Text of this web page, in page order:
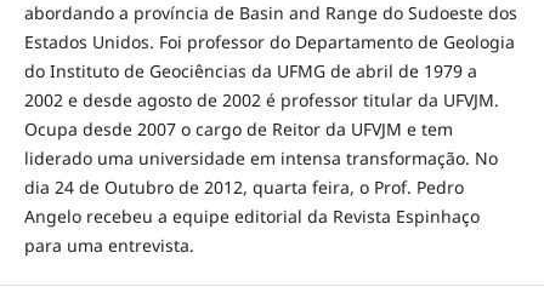
abordando a província de Basin and Range do Sudoeste dos
Estados Unidos. Foi professor do Departamento de Geologia
do Instituto de Geociências da UFMG de abril de 1979 a
2002 e desde agosto de 2002 é professor titular da UFVJM.
Ocupa desde 2007 o cargo de Reitor da UFVJM e tem
liderado uma universidade em intensa transformação. No
dia 24 de Outubro de 2012, quarta feira, o Prof. Pedro
Angelo recebeu a equipe editorial da Revista Espinhaço
para uma entrevista.